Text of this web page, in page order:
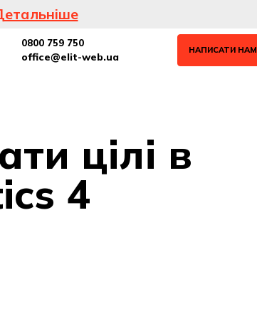
0800 759 750
office@elit-web.ua
НАПИСАТИ НАМ
цілі в
4